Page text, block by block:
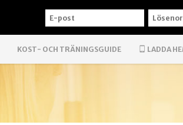
E-
KOST- OCH TRÄNINGSGUIDE LADDA